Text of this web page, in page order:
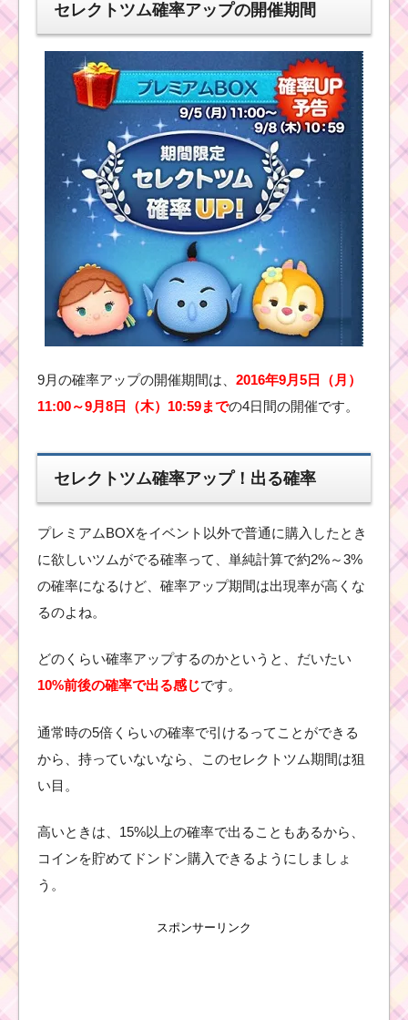
ツムツム確率アップ
2017年4月！セレクト
ドラゴン・クルエラ・
フック船
ツムツム確率アップ
2017年5月第一弾！セ
レクトツムはカイロレ
ン・レイ・BB-8
ツムツム確率ア
ップ2016年3
月！セレクトツ
ムはロマンスアリエ
ル・ハチプー・ジーニ
ー
ツムツム確率アップ12
ク・ヨーダ・R2D2・
BB-8
ツムツム確率アップ
2017年4月！セレクト
クミッキー・ヘラクレ
1月1日に新ツム クラリ
ツェル・オーロラ姫・
ロマンスアリエル
ツムツム確率アップ
2017年6月21日～！セ
セレクトツム確率アップの開催期間
9月の確率アップの開催期間は、 2016年9月5日（月）
11:00～9月8日（木）10:59までの4日間の開催です。
セレクトツム確率アップ！出る確率
プレミアムBOXをイベント以外で普通に購入したとき
に欲しいツムがでる確率って、単純計算で約2%～3%
の確率になるけど、確率アップ期間は出現率が高くな
るのよね。
どのくらい確率アップするのかというと、だいたい
10%前後の確率で出る感じです。
通常時の5倍くらいの確率で引けるってことができる
から、持っていないなら、このセレクトツム期間は狙
い目。
高いときは、15%以上の確率で出ることもあるから、
コインを貯めてドンドン購入できるようにしましょ
う。
スポンサーリンク